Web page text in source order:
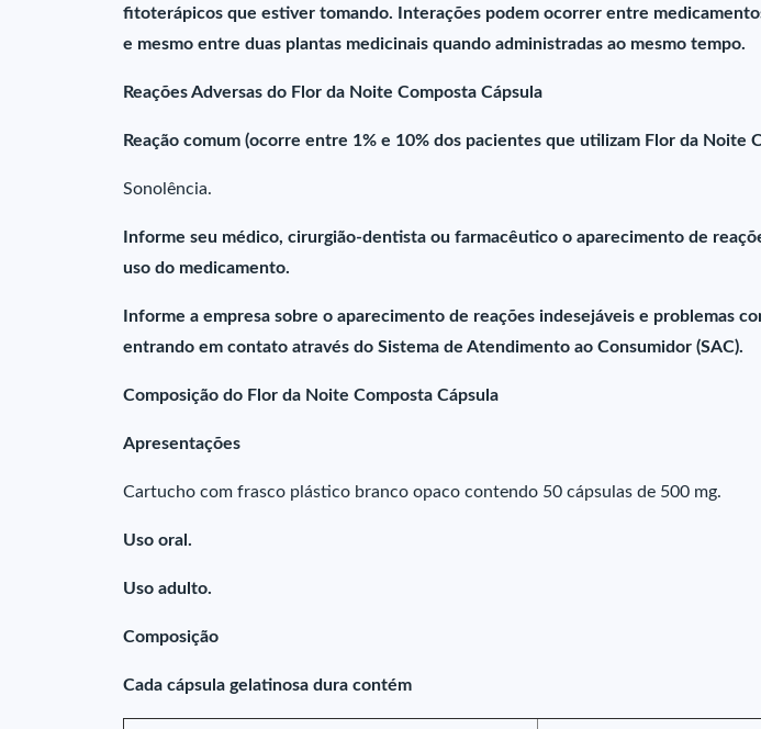
fitoterápicos que estiver tomando. Interações podem ocorrer entre
e mesmo entre duas plantas medicinais quando administradas ao mesmo tempo.
Reações Adversas do Flor da Noite Composta Cápsula
Reação comum (ocorre entre 1% e 10% dos pacientes que utilizam Flor da Noite
Sonolência.
Informe seu médico, cirurgião-dentista ou farmacêutico o aparecimento de
uso do medicamento.
Informe a empresa sobre o aparecimento de reações indesejáveis e problemas
entrando em contato através do Sistema de Atendimento ao Consumidor (SAC).
Composição do Flor da Noite Composta Cápsula
Apresentações
Cartucho com frasco plástico branco opaco contendo 50 cápsulas de 500 mg.
Uso oral.
Uso adulto.
Composição
Cada cápsula gelatinosa dura contém